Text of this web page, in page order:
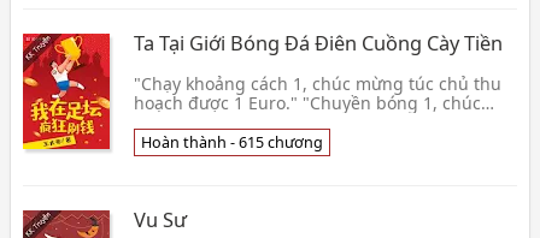
Ta Tại Giới Bóng Đá Điên Cuồng Cày Tiền
"Chạy khoảng cách 1, chúc mừng túc chủ thu
hoạch được 1 Euro." "Chuyền bóng 1, chúc
bóng 1, chúc👦 Vương Đại Bố
Hoàn thành - 615 chương
Vu Sư